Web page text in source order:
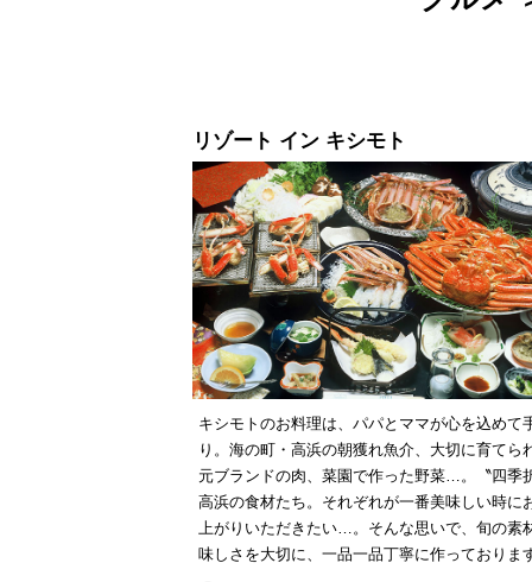
リゾート イン キシモト
キシモトのお料理は、パパとママが心を込めて
り。海の町・高浜の朝獲れ魚介、大切に育てら
元ブランドの肉、菜園で作った野菜…。〝四季
高浜の食材たち。それぞれが一番美味しい時に
上がりいただきたい…。そんな思いで、旬の素
味しさを大切に、一品一品丁寧に作っておりま